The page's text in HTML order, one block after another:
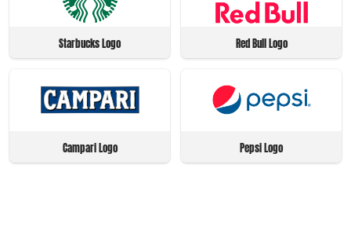
Starbucks Logo Red Bull Logo
Campari Logo Pepsi Logo